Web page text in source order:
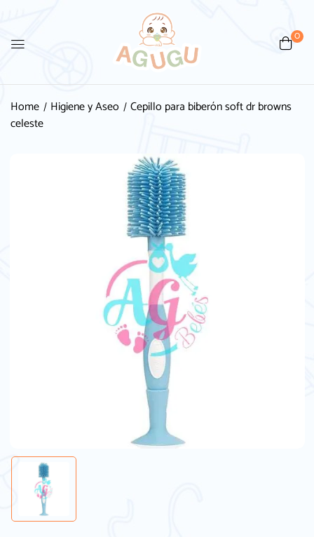
0
Home Higiene y Aseo
Cepillo para biberón soft dr browns
celeste